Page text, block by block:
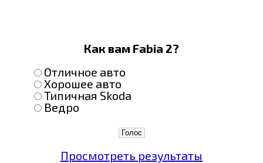
Как вам Fabia 2?
Отличное авто
Хорошее авто
Типичная Skoda
Ведро
Просмотреть результаты